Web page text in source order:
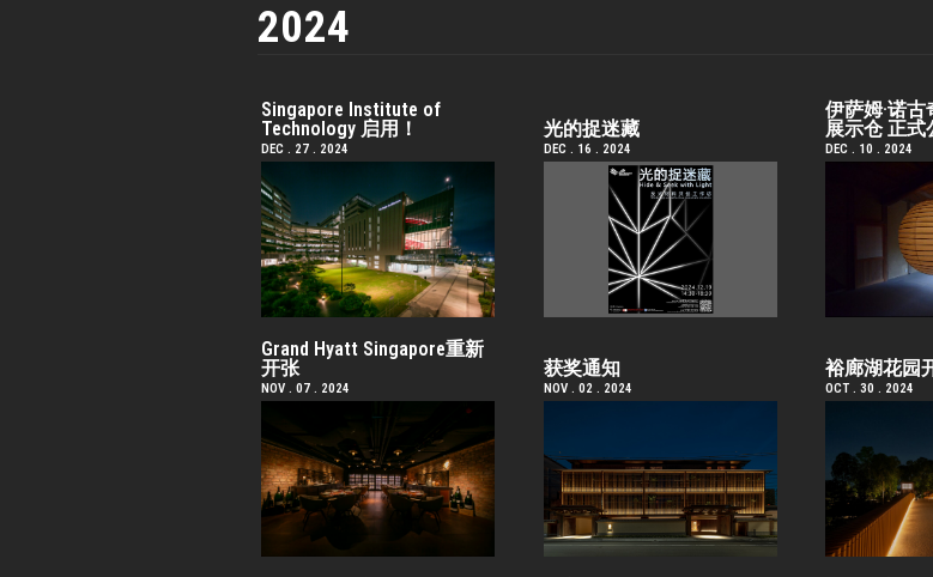
2024
Singapore Institute of
Technology 启用！
DEC . 27 . 2024
光的捉迷藏
DEC . 16 . 2024
伊萨姆·诺
展示仓 正式
DEC . 10 . 2024
Grand Hyatt Singapore重新
开张
NOV . 07 . 2024
获奖通知
NOV . 02 . 2024
裕廊湖花园
OCT . 30 . 2024